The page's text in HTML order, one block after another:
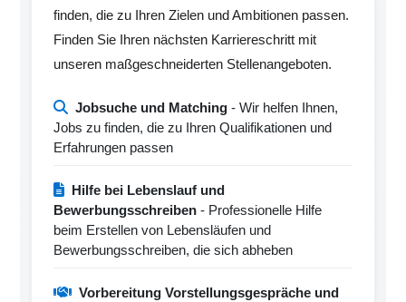
finden, die zu Ihren Zielen und Ambitionen passen.
Finden Sie Ihren nächsten Karriereschritt mit
unseren maßgeschneiderten Stellenangeboten.
Jobsuche und Matching - Wir helfen Ihnen,
Jobs zu finden, die zu Ihren Qualifikationen und
Erfahrungen passen
Hilfe bei Lebenslauf und
Bewerbungsschreiben - Professionelle Hilfe
beim Erstellen von Lebensläufen und
Bewerbungsschreiben, die sich abheben
Vorbereitung Vorstellungsgespräche und